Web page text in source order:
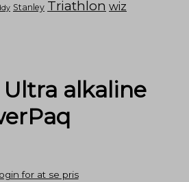
Stanley Triathlon wiz
alkaline
for at se pris